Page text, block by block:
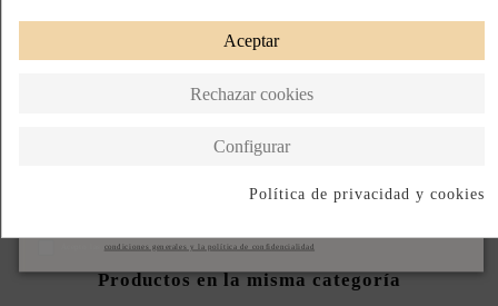
BAJO PEDIDO
Productos en la misma categoría
condiciones generales y la política de confidencialidad
Aceptar
Rechazar cookies
Configurar
Política de privacidad y cookies